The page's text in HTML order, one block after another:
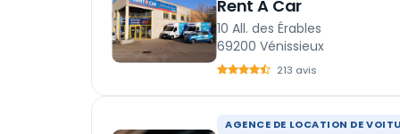
Rent A Car
10 All. des Érables
69200 Vénissieux
213 avis
AGENCE DE LOCATION DE